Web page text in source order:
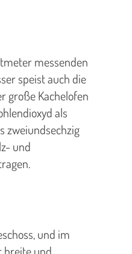
messenden
speist auch die
große Kachelofen
als
zweiundsechzig
und
und im